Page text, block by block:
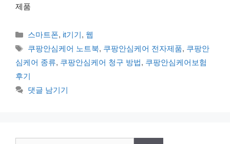
제품
카
테
고
리
스마트폰, it기기, 웹
태
그
쿠팡안심케어 노트북, 쿠팡안심케어 전자제품, 쿠팡안
심케어 종류, 쿠팡안심케어 청구 방법, 쿠팡안심케어보험
후기
댓글 남기기